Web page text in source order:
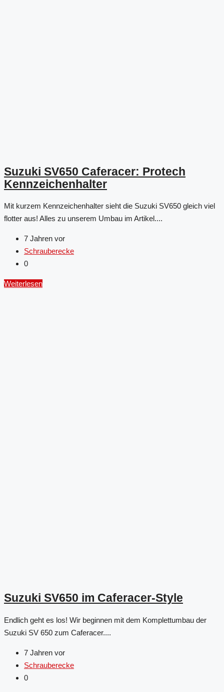
Suzuki SV650 Caferacer: Protech
Kennzeichenhalter
Mit kurzem Kennzeichenhalter sieht die Suzuki SV650 gleich viel
flotter aus! Alles zu unserem Umbau im Artikel....
7 Jahren vor
Schrauberecke
0
Weiterlesen
Suzuki SV650 im Caferacer-Style
Endlich geht es los! Wir beginnen mit dem Komplettumbau der
Suzuki SV 650 zum Caferacer....
7 Jahren vor
Schrauberecke
0